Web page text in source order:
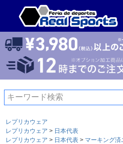
検
レプリカウェア
レプリカウェア
日本代表
レプリカウェア
日本代表
マーキング済